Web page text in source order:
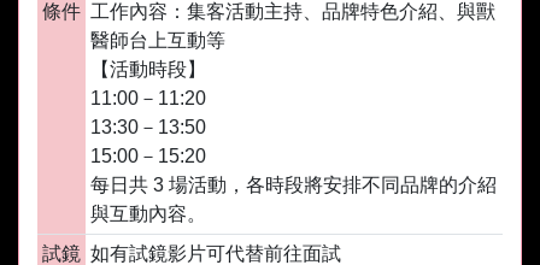
條件 工作內容：集客活動主持、品牌特色介紹、與獸
醫師台上互動等
【活動時段】
11:00－11:20
13:30－13:50
15:00－15:20
每日共 3 場活動，各時段將安排不同品牌的介紹
與互動內容。
試鏡 如有試鏡影片可代替前往面試